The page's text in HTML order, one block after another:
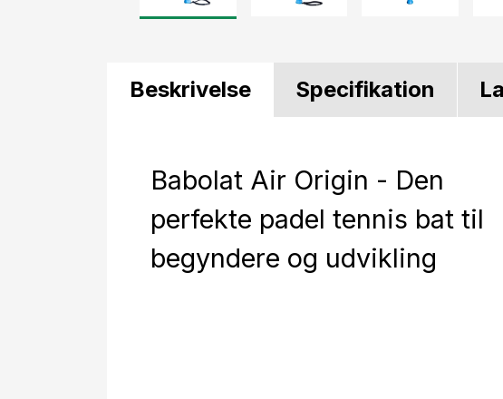
Beskrivelse Specifikation
Babolat Air Origin - Den
perfekte padel tennis bat til
begyndere og udvikling